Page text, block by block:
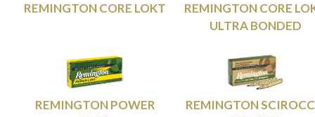
REMINGTON CORE LOKT
REMINGTON CORE
ULTRA BONDED
REMINGTON POWER
REMINGTON